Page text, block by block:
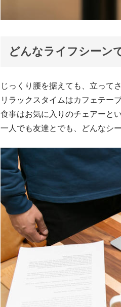
どんなライフシーン
じっくり腰を据えても、立って
リラックスタイムはカフェテー
食事はお気に入りのチェアーとい
一人でも友達とでも、どんなシ